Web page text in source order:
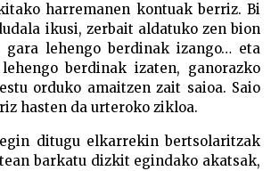
harremanen kontuak berriz. Bi
ikusi, zerbait aldatuko zen bion
gara lehengo berdinak izango… eta
berdinak izaten, ganorazko
orduko amaitzen zait saioa. Saio
hasten da urteroko zikloa.
ditugu elkarrekin bertsolaritzak
barkatu dizkit egindako akatsak,